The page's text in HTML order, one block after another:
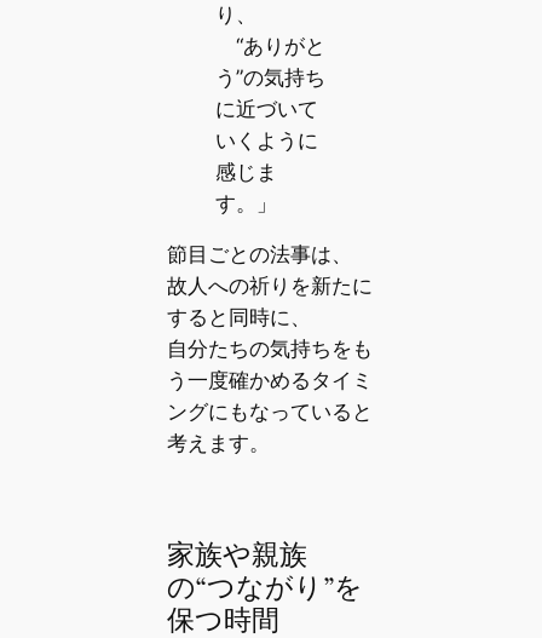
り、
“ありがと
う”の気持ち
に近づいて
いくように
感じま
す。」
節目ごとの法事は、
故人への祈りを新たに
すると同時に、
自分たちの気持ちをも
う一度確かめるタイミ
ングにもなっていると
考えます。
家族や親族
の“つながり”を
保つ時間